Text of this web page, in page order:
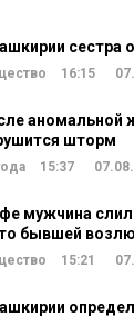
сестра
16:15
аномальной
шторм
15:37
мужчина
бывшей
15:21